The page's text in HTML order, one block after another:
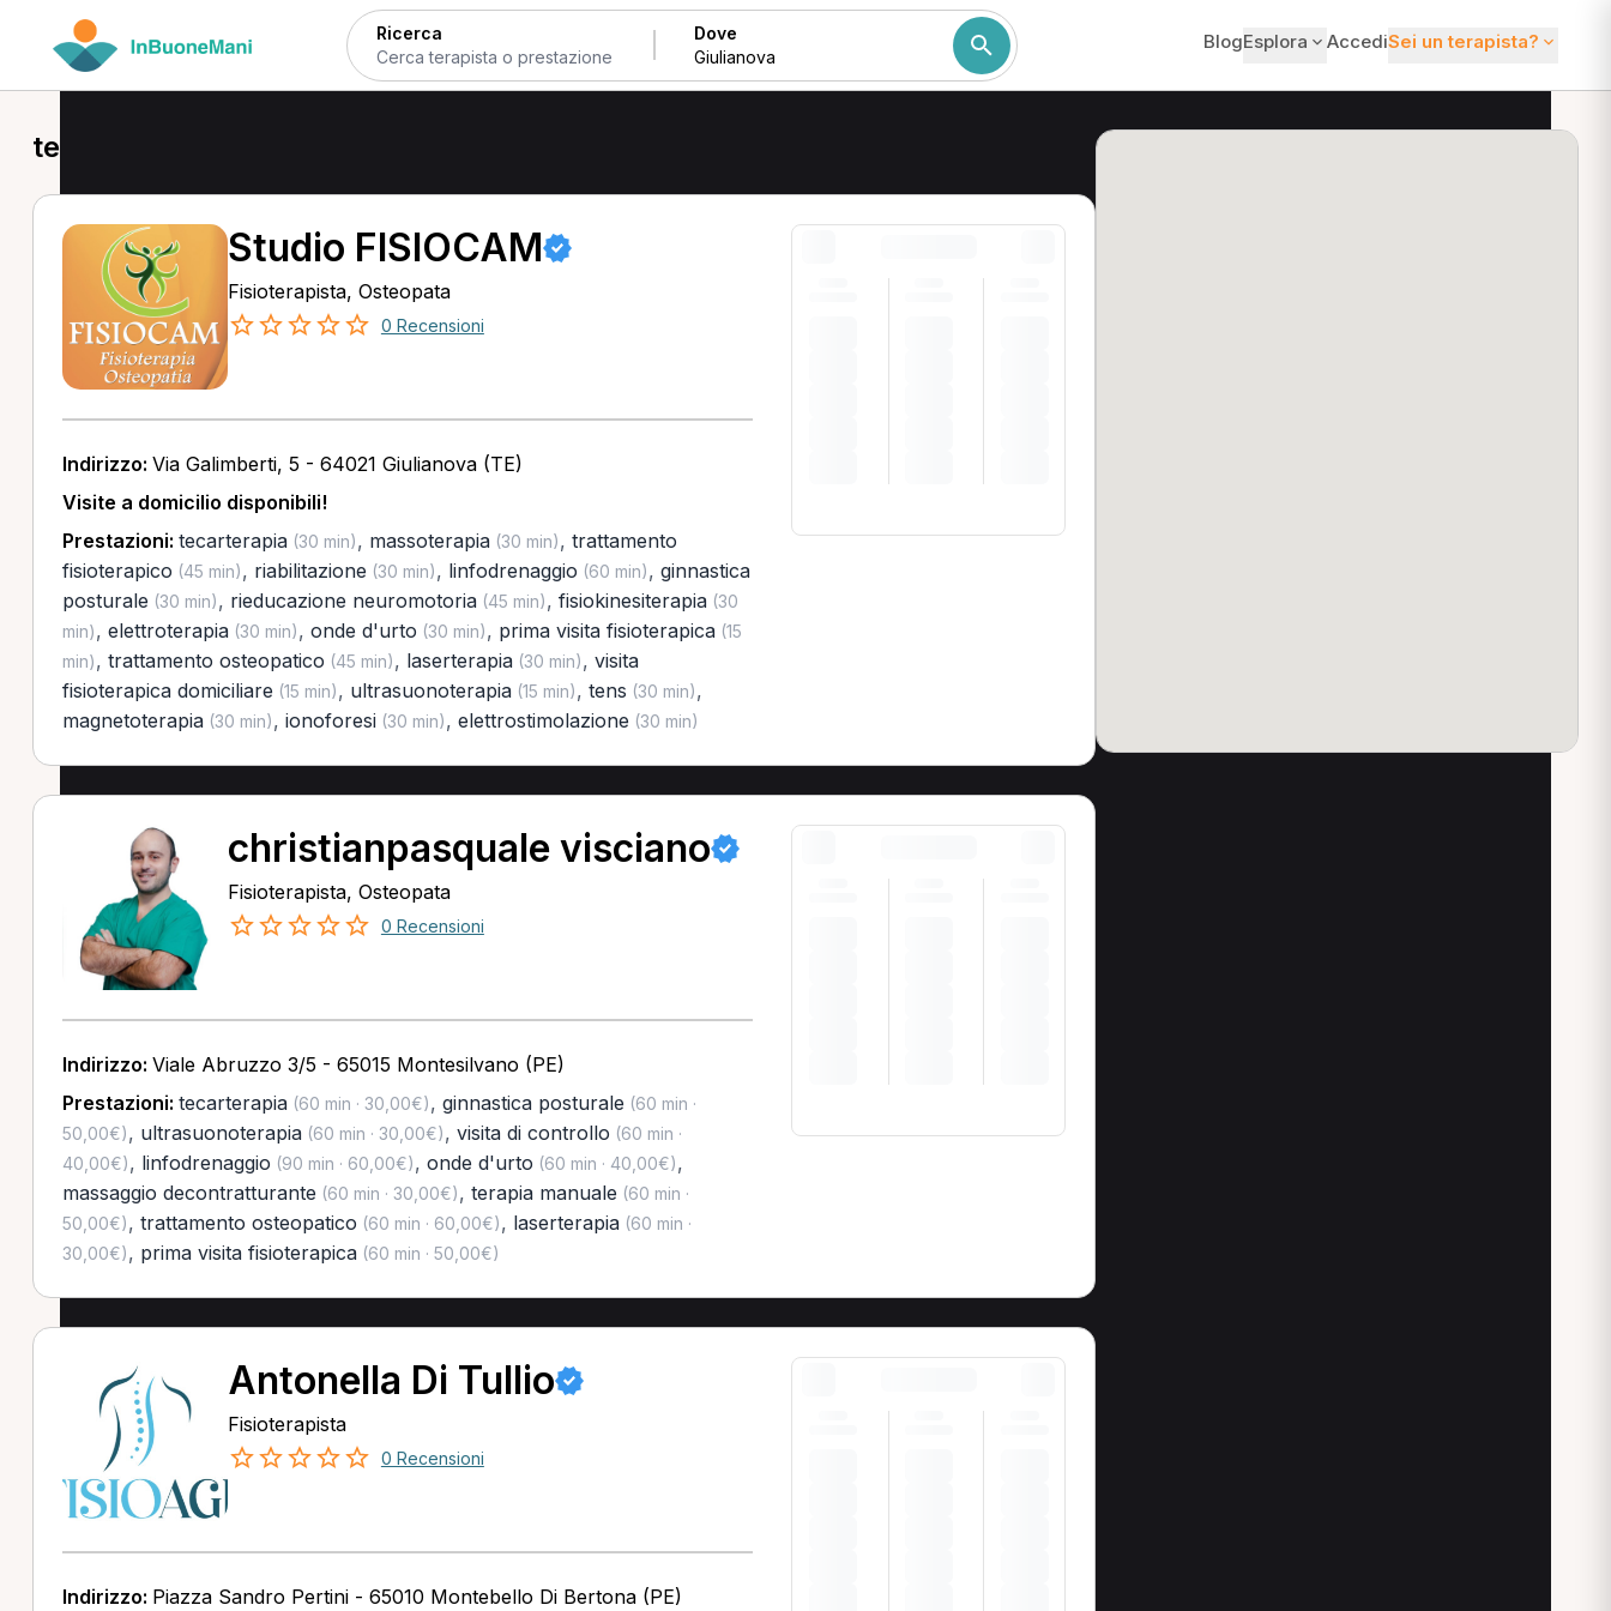
Ricerca Dove BlogEsplora AccediSei un terapista?
tecarterapia a Giulianova
Studio FISIOCAM
Fisioterapista, Osteopata
0 Recensioni
Indirizzo: Via Galimberti, 5 - 64021 Giulianova (TE)
Visite a domicilio disponibili!
Prestazioni: tecarterapia(30 min), massoterapia(30 min), trattamento
fisioterapico (45 min), riabilitazione (30 min), linfodrenaggio (60 min), ginnastica
posturale (30 min), rieducazione neuromotoria(45 min), fisiokinesiterapia(30
min), elettroterapia(30 min), onde d'urto (30 min), prima visita fisioterapica(15
min), trattamento osteopatico (45 min), laserterapia(30 min), visita
fisioterapica domiciliare (15 min), ultrasuonoterapia(15 min), tens (30 min),
magnetoterapia(30 min), ionoforesi(30 min), elettrostimolazione (30 min)
christianpasquale visciano
Fisioterapista, Osteopata
0 Recensioni
Indirizzo: Viale Abruzzo 3/5 - 65015 Montesilvano (PE)
Prestazioni: tecarterapia(60 min · 30,00€), ginnastica posturale (60 min ·
50,00€), ultrasuonoterapia(60 min · 30,00€), visita di controllo (60 min ·
40,00€), linfodrenaggio (90 min · 60,00€), onde d'urto (60 min · 40,00€),
massaggio decontratturante (60 min · 30,00€), terapia manuale (60 min ·
50,00€), trattamento osteopatico (60 min · 60,00€), laserterapia(60 min ·
30,00€), prima visita fisioterapica(60 min · 50,00€)
Antonella Di Tullio
Fisioterapista
0 Recensioni
Indirizzo: Piazza Sandro Pertini - 65010 Montebello Di Bertona (PE)